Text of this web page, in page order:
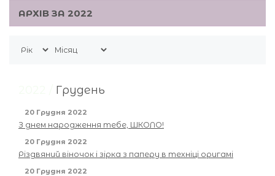
АРХІВ ЗА 2022
Грудень
20 Грудня 2022
З днем народження тебе, ШКОЛО!
20 Грудня 2022
Різдвяний віночок і зірка з паперу в техніці оригамі
20 Грудня 2022